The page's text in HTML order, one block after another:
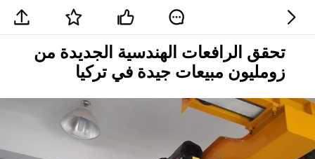
تحقق الرافعات الهندسية الجديدة من
زومليون مبيعات جيدة في تركيا